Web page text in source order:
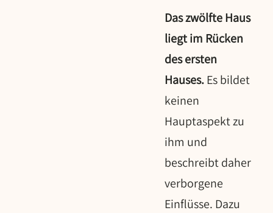
Das zwölfte Haus
liegt im Rücken
des ersten
Hauses.Es bildet
keinen
Hauptaspekt zu
ihm und
beschreibt daher
verborgene
Einflüsse. Dazu